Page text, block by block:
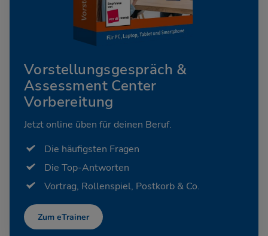
Vorstellungsgespräch &
Assessment Center
Vorbereitung
Jetzt online üben für deinen Beruf.
Die häufigsten Fragen
Die Top-Antworten
Vortrag, Rollenspiel, Postkorb & Co.
Zum eTrainer